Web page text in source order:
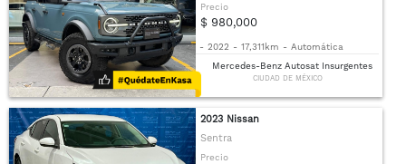
Precio
$ 980,000
- 2022 - 17,311km - Automática
Mercedes-Benz Autosat Insurgentes
CIUDAD DE MÉXICO
2023 Nissan
Sentra
Precio